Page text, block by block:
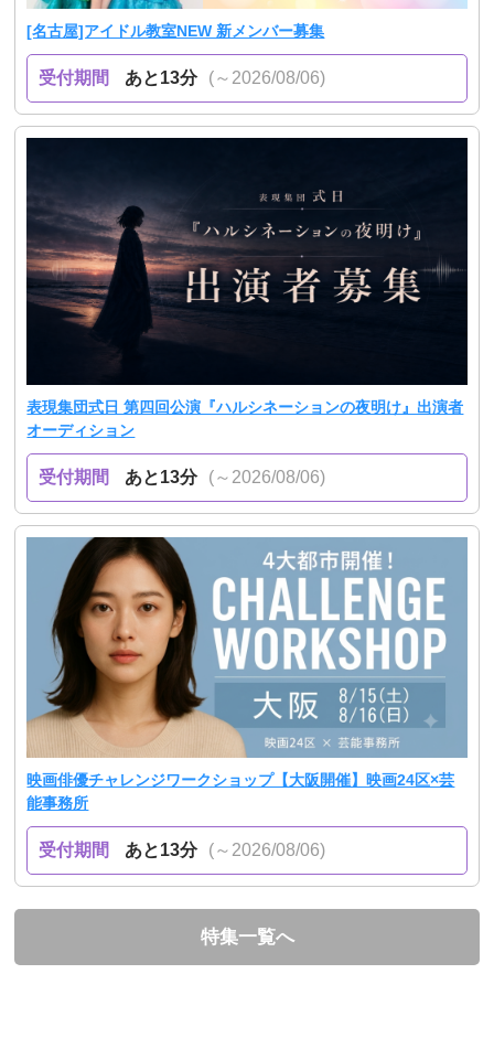
[名古屋]アイドル教室NEW 新メンバー募集
受付期間 あと13分 (～2026/08/06)
表現集団式日 第四回公演『ハルシネーションの夜明け』出演者
オーディション
受付期間 あと13分 (～2026/08/06)
映画俳優チャレンジワークショップ【大阪開催】映画24区×芸
能事務所
受付期間 あと13分 (～2026/08/06)
特集一覧へ